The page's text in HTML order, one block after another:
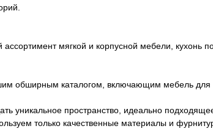
мягкой и корпусной мебели,
обширным каталогом, включающим мебель для
уникальное пространство, идеально
только качественные материалы и